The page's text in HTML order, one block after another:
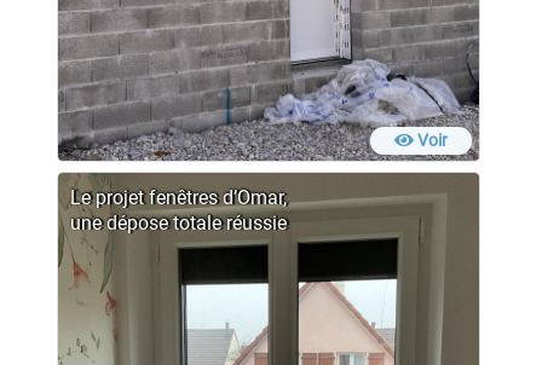
Voir
Le projet fenêtres d’Omar,
une dépose totale réussie